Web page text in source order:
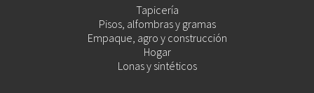
Tapicería
Pisos, alfombras y gramas
Empaque, agro y construcción
Hogar
Lonas y sintéticos